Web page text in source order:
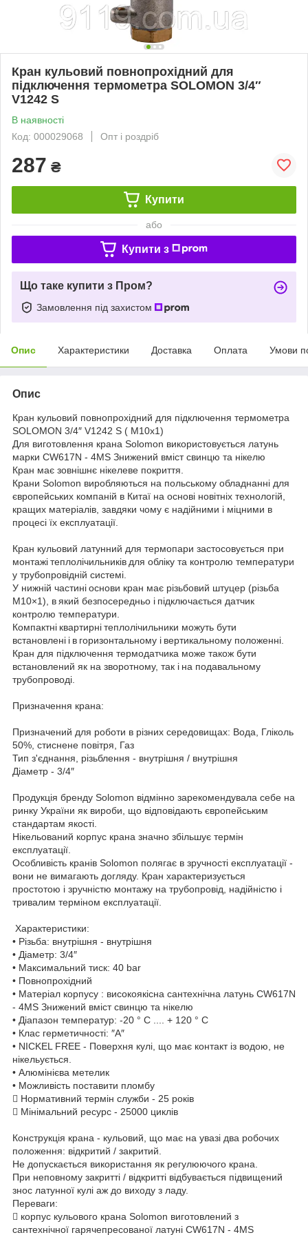
Кран кульовий повнопрохiдний для
підключення термометра SOLOMON 3/4″
V1242 S
В наявності
Код: 000029068
Опт і роздріб
287 ₴
Купити
або
Купити з
Що таке купити з Пром?
Замовлення під захистом
Опис Характеристики Доставка Оплата Умови
Опис
Кран кульовий повнопрохiдний для підключення термометра
SOLOMON 3/4″ V1242 S ( М10х1)
Для виготовлення крана Solomon використовується латунь
марки CW617N - 4MS Знижений вміст свинцю та нікелю
Кран має зовнішнє нікелеве покриття.
Крани Solomon виробляються на польському обладнанні для
європейських компаній в Китаї на основі новітніх технологій,
кращих матеріалів, завдяки чому є надійними і міцними в
процесі їх експлуатації.
Кран кульовий латунний для термопари застосовується при
монтажі теплолічильників для обліку та контролю температури
у трубопровідній системі.
У нижній частині основи кран має різьбовий штуцер (різьба
М10×1), в який безпосередньо і підключається датчик
контролю температури.
Компактні квартирні теплолічильники можуть бути
встановлені і в горизонтальному і вертикальному положенні.
Кран для підключення термодатчика може також бути
встановлений як на зворотному, так і на подавальному
трубопроводі.
Призначення крана:
Призначений для роботи в різних середовищах: Вода, Гліколь
50%, стиснене повітря, Газ
Тип з'єднання, різьблення - внутрішня / внутрішня
Діаметр - 3/4″
Продукція бренду Solomon відмінно зарекомендувала себе на
ринку України як вироби, що відповідають європейським
стандартам якості.
Нікельований корпус крана значно збільшує термін
експлуатації.
Особливість кранів Solomon полягає в зручності експлуатації -
вони не вимагають догляду. Кран характеризується
простотою і зручністю монтажу на трубопровід, надійністю і
тривалим терміном експлуатації.
Характеристики:
• Різьба: внутрішня - внутрішня
• Діаметр: 3/4″
• Максимальний тиск: 40 bar
• Повнопрохідний
• Матеріал корпусу : високоякісна сантехнічна латунь CW617N
- 4MS Знижений вміст свинцю та нікелю
• Діапазон температур: -20 ° С .... + 120 ° С
• Клас герметичності: ″А″
• NICKEL FREE - Поверхня кулі, що має контакт із водою, не
нікельується.
• Алюмінієва метелик
• Можливість поставити пломбу
 Нормативний термін служби - 25 років
 Мінімальний ресурс - 25000 циклів
Конструкція крана - кульовий, що має на увазі два робочих
положення: відкритий / закритий.
Не допускається використання як регулюючого крана.
При неповному закритті / відкритті відбувається підвищений
знос латунної кулі аж до виходу з ладу.
Переваги:
 корпус кульового крана Solomon виготовлений з
сантехнічної гарячепресованої латуні CW617N - 4MS